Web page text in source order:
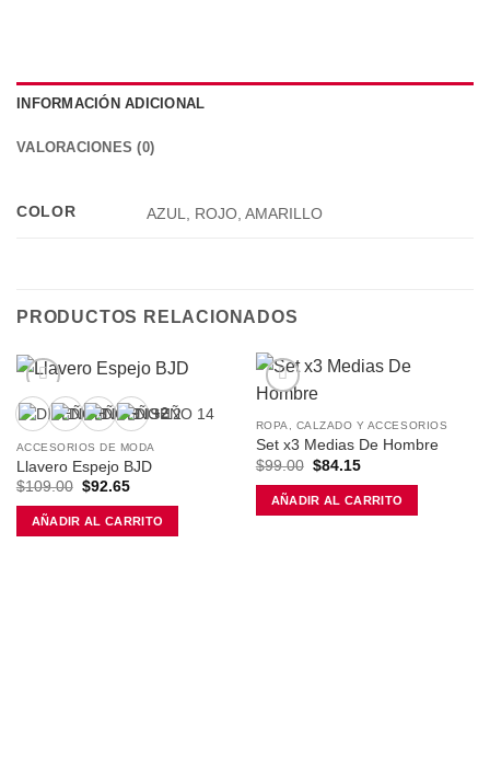
INFORMACIÓN ADICIONAL
VALORACIONES (0)
COLOR AZUL, ROJO, AMARILLO
PRODUCTOS RELACIONADOS
Añadir a la lista de deseos
+2
ACCESORIOS DE MODA
Llavero Espejo BJD
$109.00 El
original
era:
$92.65El
actual
es:
AÑADIR AL CARRITO
Añadir a la lista de deseos
ROPA, CALZADO Y ACCESORIOS
Set x3 Medias De Hombre
$99.00 El
original
era:
$99.00.
$84.15El
actual
es:
$84.15.
AÑADIR AL CARRITO